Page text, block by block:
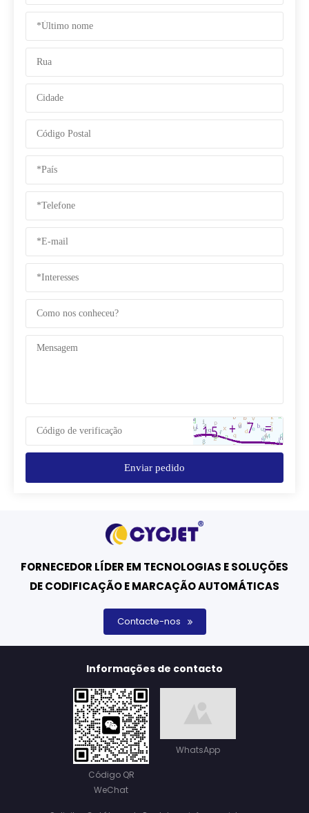
Enviar pedido
FORNECEDOR LÍDER EM TECNOLOGIAS E SOLUÇÕES
DE CODIFICAÇÃO E MARCAÇÃO AUTOMÁTICAS
Contacte-nos
Informações de contacto
Código QR
WeChat
WhatsApp